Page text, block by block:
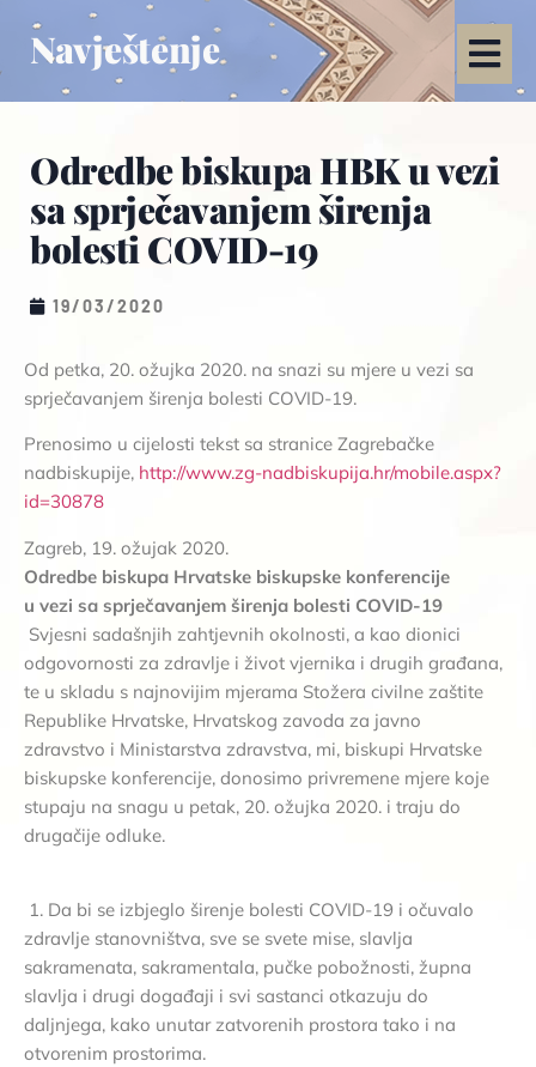
Navještenje
Odredbe biskupa HBK u vezi
sa sprječavanjem širenja
bolesti COVID-19
19/03/2020
Od petka, 20. ožujka 2020. na snazi su mjere u vezi sa
sprječavanjem širenja bolesti COVID-19.
Prenosimo u cijelosti tekst sa stranice Zagrebačke
nadbiskupije, http://www.zg-nadbiskupija.hr/mobile.aspx?
id=30878
Zagreb, 19. ožujak 2020.
Odredbe biskupa Hrvatske biskupske konferencije
u vezi sa sprječavanjem širenja bolesti COVID-19
Svjesni sadašnjih zahtjevnih okolnosti, a kao dionici
odgovornosti za zdravlje i život vjernika i drugih građana,
te u skladu s najnovijim mjerama Stožera civilne zaštite
Republike Hrvatske, Hrvatskog zavoda za javno
zdravstvo i Ministarstva zdravstva, mi, biskupi Hrvatske
biskupske konferencije, donosimo privremene mjere koje
stupaju na snagu u petak, 20. ožujka 2020. i traju do
drugačije odluke.
1. Da bi se izbjeglo širenje bolesti COVID-19 i očuvalo
zdravlje stanovništva, sve se svete mise, slavlja
sakramenata, sakramentala, pučke pobožnosti, župna
slavlja i drugi događaji i svi sastanci otkazuju do
daljnjega, kako unutar zatvorenih prostora tako i na
otvorenim prostorima.